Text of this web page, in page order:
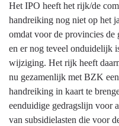
Het IPO heeft het rijk/de
handreiking nog niet op het
omdat voor de provincies
en er nog teveel onduidelijk
wijziging. Het rijk heeft
nu gezamenlijk met BZK
handreiking in kaart te
eenduidige gedragslijn voor
van subsidielasten die voor